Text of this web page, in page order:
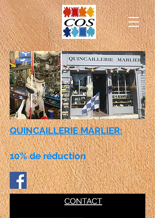
QUINCAILLERIE MARLIER:
10% de réduction